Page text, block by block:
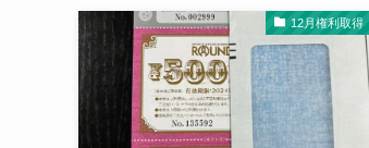
12月権利取得